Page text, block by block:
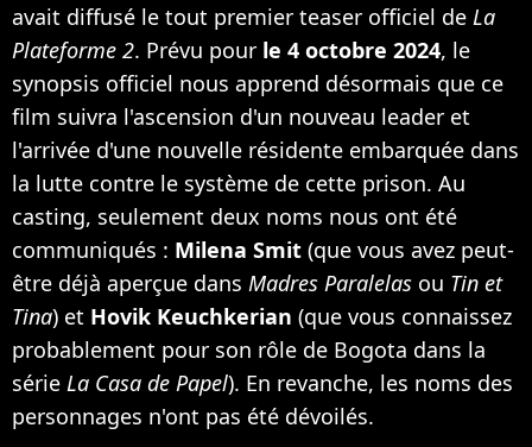
avait diffusé le tout premier teaser officiel de La
Plateforme 2. Prévu pour le 4 octobre 2024, le
synopsis officiel nous apprend désormais que ce
film suivra l'ascension d'un nouveau leader et
l'arrivée d'une nouvelle résidente embarquée dans
la lutte contre le système de cette prison. Au
casting, seulement deux noms nous ont été
communiqués : Milena Smit (que vous avez peut-
être déjà aperçue dans Madres Paralelas ou Tin et
Tina) et Hovik Keuchkerian (que vous connaissez
probablement pour son rôle de Bogota dans la
série La Casa de Papel). En revanche, les noms des
personnages n'ont pas été dévoilés.